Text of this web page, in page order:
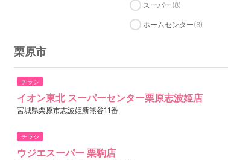
スーパー(8)
ホームセンター(8)
栗原市
チラシ
イオン東北 スーパーセンター栗原志波姫店
宮城県栗原市志波姫新熊谷11番
チラシ
ウジエスーパー 栗駒店